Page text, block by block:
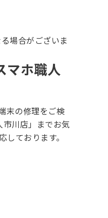
場合がございま
マホ職人
末の修理をご検
川店」までお気
ております。